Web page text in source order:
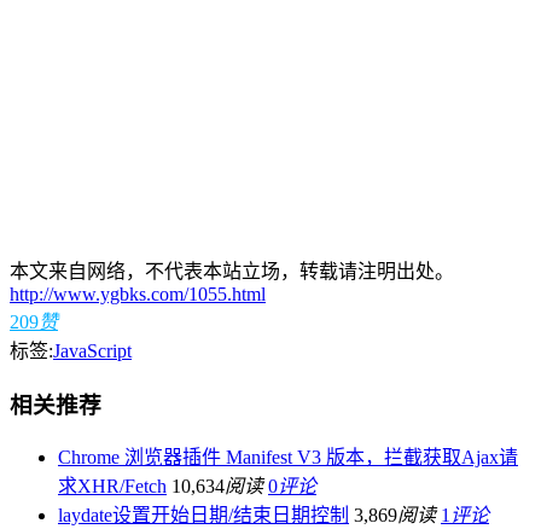
本文来自网络，不代表本站立场，转载请注明出处。
http://www.ygbks.com/1055.html
209赞
标签:JavaScript
相关推荐
Chrome 浏览器插件 Manifest V3 版本，拦截获取Ajax请
求XHR/Fetch 10,634阅读 0评论
laydate设置开始日期/结束日期控制 3,869阅读 1 评论